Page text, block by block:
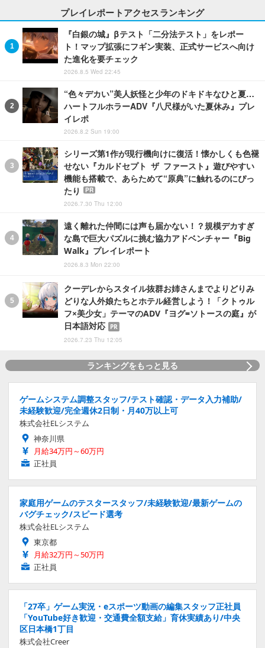
プレイレポートアクセスランキング
『白銀の城』βテスト「二分法テスト」をレポー
ト！マップ拡張にフギン実装、正式サービスへ向け
た進化を要チェック
2026.8.5 Wed 22:45
“色々デカい”美人妖怪と少年のドキドキなひと夏…
ハートフルホラーADV『八尺様がいた夏休み』プレ
イレポ
2026.8.2 Sun 19:00
シリーズ第1作が現行機向けに復活！懐かしくも色褪
せない『カルドセプト ザ ファースト』遊びやすい
機能も搭載で、あらためて“原典”に触れるのにぴっ
たり
PR
2026.7.30 Thu 12:00
遠く離れた仲間には声も届かない！？規模デカすぎ
な島で巨大パズルに挑む協力アドベンチャー『Big
Walk』プレイレポート
2026.8.3 Mon 22:00
クーデレからスタイル抜群お姉さんまでよりどりみ
どりな人外娘たちとホテル経営しよう！「クトゥル
フ×美少女」テーマのADV『ヨグ=ソトースの庭』が
日本語対応
PR
2026.7.23 Thu 12:05
ランキングをもっと見る
ゲームシステム調整スタッフ/テスト確認・データ入力補助/
未経験歓迎/完全週休2日制・月40万以上可
株式会社ELシステム
神奈川県
月給34万円～60万円
正社員
家庭用ゲームのテスタースタッフ/未経験歓迎/最新ゲームの
バグチェック/スピード選考
株式会社ELシステム
東京都
月給32万円～50万円
正社員
「27卒」ゲーム実況・eスポーツ動画の編集スタッフ正社員
「YouTube好き歓迎・交通費全額支給」育休実績あり/中央
区日本橋1丁目
株式会社Creer